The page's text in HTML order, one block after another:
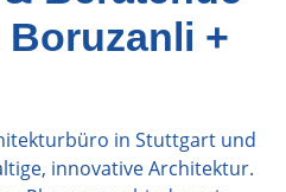
+
in Stuttgart und
innovative Architektur.